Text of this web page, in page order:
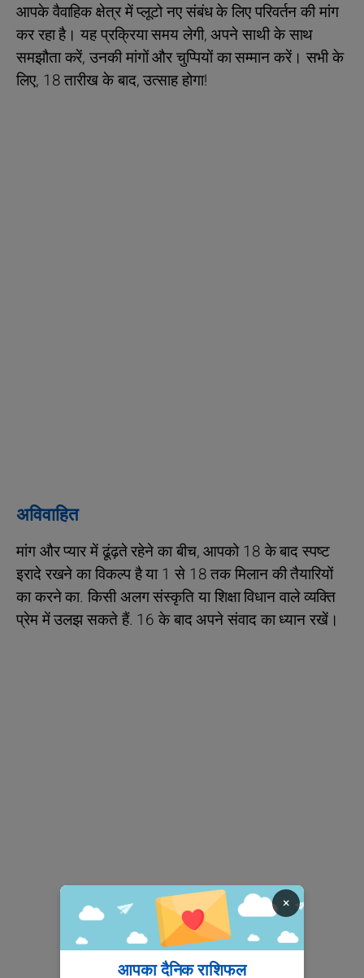
आपके वैवाहिक क्षेत्र में प्लूटो नए संबंध के लिए परिवर्तन की मांग
कर रहा है। यह प्रक्रिया समय लेगी, अपने साथी के साथ
समझौता करें, उनकी मांगों और चुप्पियों का सम्मान करें। सभी के
लिए, 18 तारीख के बाद, उत्साह होगा!
अविवाहित
मांग और प्यार में ढूंढ़ते रहेने का बीच, आपको 18 के बाद स्पष्ट
इरादे रखने का विकल्प है या 1 से 18 तक मिलान की तैयारियों
का करने का. किसी अलग संस्कृति या शिक्षा विधान वाले व्यक्ति
प्रेम में उलझ सकते हैं. 16 के बाद अपने संवाद का ध्यान रखें।
×
आपका दैनिक राशिफल